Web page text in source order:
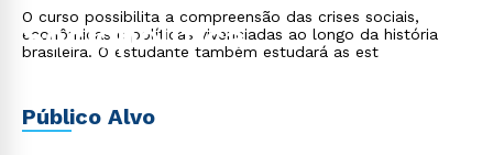
Sociopolítica
O curso possibilita a compreensão das crises sociais,
econômicas e políticas vivenciadas ao longo da história
brasileira. O estudante também estudará as est
Público Alvo